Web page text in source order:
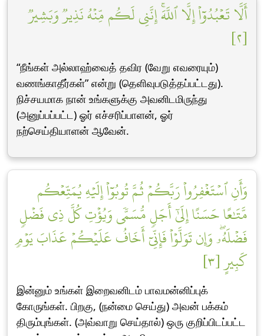
أَلَّا تَعۡبُدُوٓاْ إِلَّا ٱللَّهَۚ إِنَّنِي لَكُم مِّنۡهُ نَذِيرٞ وَبَشِيرٞ
[٢]
“நீங்கள் அல்லாஹ்வைத் தவிர (வேறு எவரையும்)
வணங்காதீர்கள்” என்று (தெளிவுபடுத்தப்பட்டது).
நிச்சயமாக நான் உங்களுக்கு அவனிடமிருந்து
(அனுப்பப்பட்ட) ஓர் எச்சரிப்பாளன், ஓர்
நற்செய்தியாளன் ஆவேன்.
وَأَنِ ٱسۡتَغۡفِرُواْ رَبَّكُمۡ ثُمَّ تُوبُوٓاْ إِلَيۡهِ يُمَتِّعۡكُم
مَّتَٰعًا حَسَنًا إِلَىٰٓ أَجَلٖ مُّسَمّٗى وَيُؤۡتِ كُلَّ ذِي فَضۡلٖ
فَضۡلَهُۥۖ وَإِن تَوَلَّوۡاْ فَإِنِّيٓ أَخَافُ عَلَيۡكُمۡ عَذَابَ يَوۡمٖ
كَبِيرٍ [٣]
இன்னும் உங்கள் இறைவனிடம் பாவமன்னிப்புக்
கோருங்கள். பிறகு, (நன்மை செய்து) அவன் பக்கம்
திரும்புங்கள். (அவ்வாறு செய்தால்) ஒரு குறிப்பிடப்பட்ட